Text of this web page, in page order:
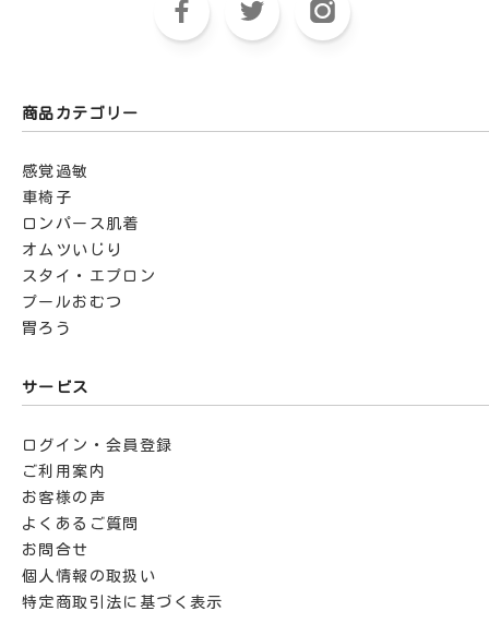
商品カテゴリー
感覚過敏
車椅子
ロンパース肌着
オムツいじり
スタイ・エプロン
プールおむつ
胃ろう
サービス
ログイン・会員登録
ご利用案内
お客様の声
よくあるご質問
お問合せ
個人情報の取扱い
特定商取引法に基づく表示